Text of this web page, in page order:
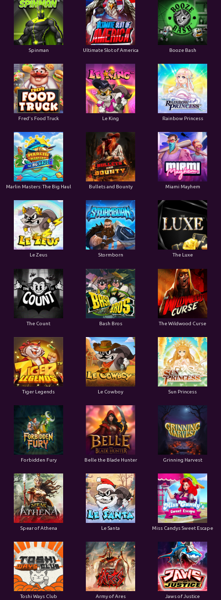
Spinman Ultimate Slot of America Booze Bash
Fred's Food Truck Le King Rainbow Princess
Marlin Masters: The Big Haul Bullets and Bounty Miami Mayhem
Le Zeus Stormborn The Luxe
The Count Bash Bros The Wildwood Curse
Tiger Legends Le Cowboy Sun Princess
Forbidden Fury Belle the Blade Hunter Grinning Harvest
Spear of Athena Le Santa Miss Candys Sweet Escape
Toshi Ways Club Army of Ares Jaws of Justice